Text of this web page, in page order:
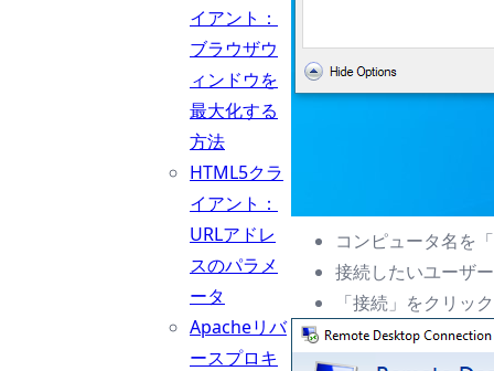
イアント：
ブラウザウ
ィンドウを
最大化する
方法
HTML5クラ
イアント：
URLアドレ
スのパラメ
ータ
Apacheリバ
ースプロキ
コンピュータ名を
接続したいユーザ
「接続」をクリッ